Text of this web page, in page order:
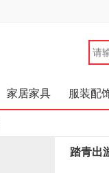
家居家具 服装配
踏青出